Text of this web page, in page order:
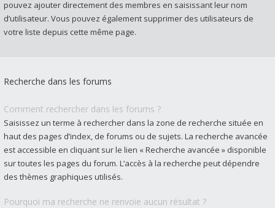
pouvez ajouter directement des membres en saisissant leur nom
d’utilisateur. Vous pouvez également supprimer des utilisateurs de
votre liste depuis cette même page.
Recherche dans les forums
Comment rechercher dans les forums ?
Saisissez un terme à rechercher dans la zone de recherche située en
haut des pages d’index, de forums ou de sujets. La recherche avancée
est accessible en cliquant sur le lien « Recherche avancée » disponible
sur toutes les pages du forum. L’accès à la recherche peut dépendre
des thèmes graphiques utilisés.
Pourquoi ma recherche ne renvoie aucun résultat ?